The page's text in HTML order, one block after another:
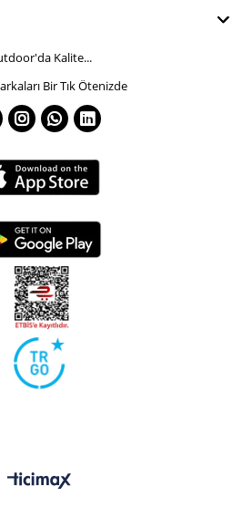
Kalite...
Bir Tık Ötenizde